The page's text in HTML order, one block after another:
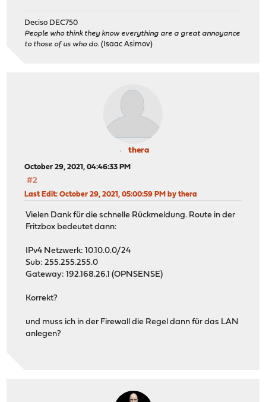
Deciso DEC750
People who think they know everything are a great annoyance
to those of us who do. (Isaac Asimov)
thera
October 29, 2021, 04:46:33 PM
#2
Last Edit: October 29, 2021, 05:00:59 PM by thera
Vielen Dank für die schnelle Rückmeldung. Route in der
Fritzbox bedeutet dann:
IPv4 Netzwerk: 10.10.0.0/24
Sub: 255.255.255.0
Gateway: 192.168.26.1 (OPNSENSE)
Korrekt?
und muss ich in der Firewall die Regel dann für das LAN
anlegen?